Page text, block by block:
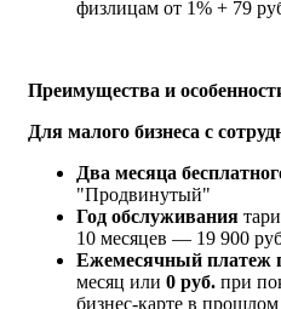
физлицам от 1% + 79
Преимущества и
Для малого бизнеса с
Два месяца
"Продвинутый"
Год обслуживания
10 месяцев — 19 900
Ежемесячный платеж
месяц или 0 руб. при
бизнес-карте в